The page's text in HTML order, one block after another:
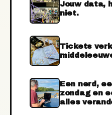
Jouw data,
niet.
Tickets
Een nerd,
zondag en
alles